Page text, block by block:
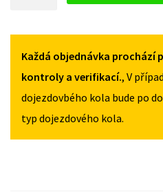
VOLKSWAGEN
CRAFTER
MNOŽSTVÍ
Každá objednávka prochází
kontroly a verifikací., V
dojezdovbého kola bude po
typ dojezdového kola.